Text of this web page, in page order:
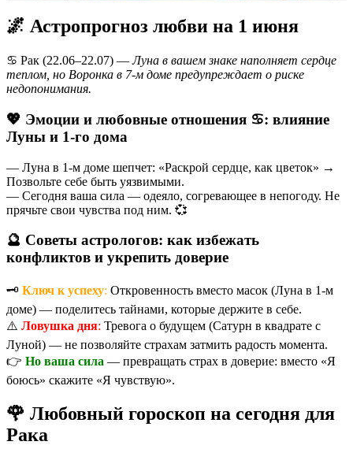
🌌 Астропрогноз любви на 1 июня
♋️ Рак (22.06–22.07) —Луна в вашем знаке наполняет сердце
теплом, но Воронка в 7-м доме предупреждает о риске
недопонимания.
💖 Эмоции и любовные отношения ♋️: влияние
Луны и 1-го дома
— Луна в 1-м доме шепчет: «Раскрой сердце, как цветок» →
Позвольте себе быть уязвимыми.
— Сегодня ваша сила — одеяло, согревающее в непогоду. Не
прячьте свои чувства под ним. 💞
🔮 Советы астрологов: как избежать
конфликтов и укрепить доверие
🗝️ Ключ к успеху: Откровенность вместо масок (Луна в 1-м
доме) — поделитесь тайнами, которые держите в себе.
⚠️ Ловушка дня: Тревога о будущем (Сатурн в квадрате с
Луной) — не позволяйте страхам затмить радость момента.
👉 Но ваша сила — превращать страх в доверие: вместо «Я
боюсь» скажите «Я чувствую».
🌹 Любовный гороскоп на сегодня для
Рака